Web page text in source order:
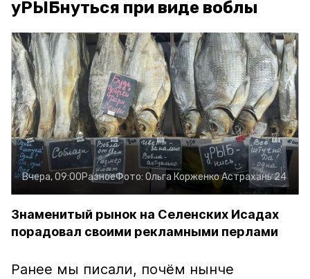
уРЫБнуться при виде воблы
Вчера, 09:00РазноеФото: Ольга КорженкоАстрахань 24
Знаменитый рынок на Селенских Исадах
порадовал своими рекламными перлами
Ранее мы писали, почём нынче